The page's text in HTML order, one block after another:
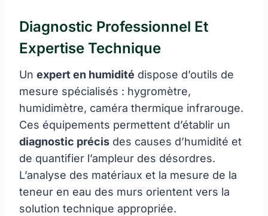
Diagnostic Professionnel Et
Expertise Technique
Un expert en humidité dispose d’outils de
mesure spécialisés : hygromètre,
humidimètre, caméra thermique infrarouge.
Ces équipements permettent d’établir un
diagnostic précis des causes d’humidité et
de quantifier l’ampleur des désordres.
L’analyse des matériaux et la mesure de la
teneur en eau des murs orientent vers la
solution technique appropriée.